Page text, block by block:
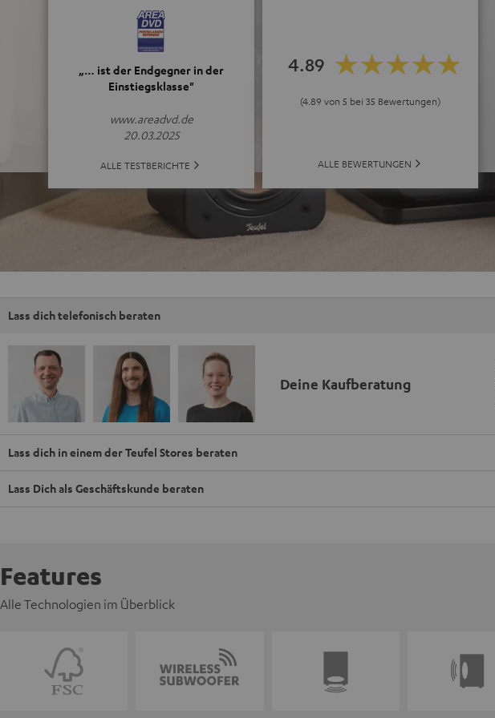
„… ist der Endgegner in der
Einstiegsklasse"
www.areadvd.de
20.03.2025
ALLE TESTBERICHTE
4.89
(4.89 von 5 bei 35 Bewertungen)
ALLE BEWERTUNGEN
Lass dich telefonisch beraten
Deine Kaufberatung
Lass dich in einem der Teufel Stores beraten
Lass Dich als Geschäftskunde beraten
Features
Alle Technologien im Überblick